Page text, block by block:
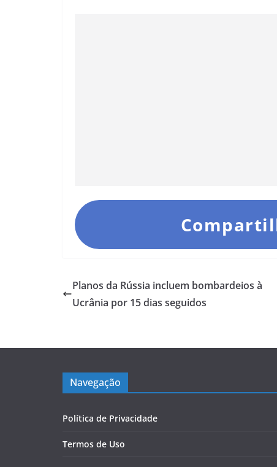
Planos da Rússia incluem bombardeios à
Ucrânia por 15 dias seguidos
Navegação
Política de Privacidade
Termos de Uso